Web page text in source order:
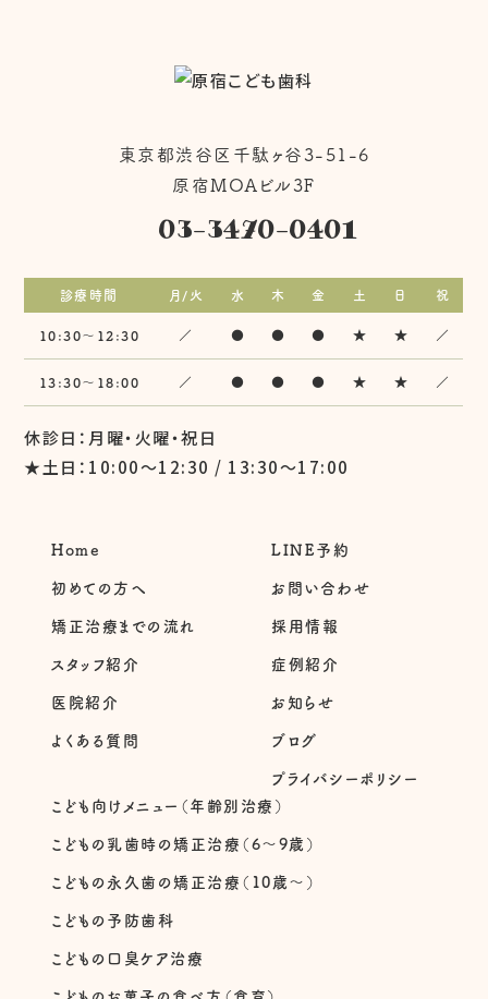
東京都渋谷区千駄ヶ谷3-51-6
原宿MOAビル3F
03-3470-0401
診療時間 月/火 水 木 金 土 日 祝
10:30〜12:30 ／ ● ● ● ★ ★ ／
13:30〜18:00 ／ ● ● ● ★ ★ ／
休診日：月曜・火曜・祝日
★土日：10:00～12:30 / 13:30～17:00
Home
初めての方へ
矯正治療までの流れ
スタッフ紹介
医院紹介
よくある質問
LINE予約
お問い合わせ
採用情報
症例紹介
お知らせ
ブログ
プライバシーポリシー
こども向けメニュー（年齢別治療）
こどもの乳歯時の矯正治療（6～9歳）
こどもの永久歯の矯正治療（10歳～）
こどもの予防歯科
こどもの口臭ケア治療